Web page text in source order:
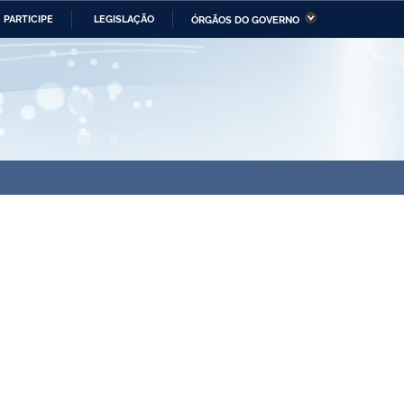
PARTICIPE LEGISLAÇÃO ÓRGÃOS DO GOVERNO
da Economia Ministério da Infraestrutura